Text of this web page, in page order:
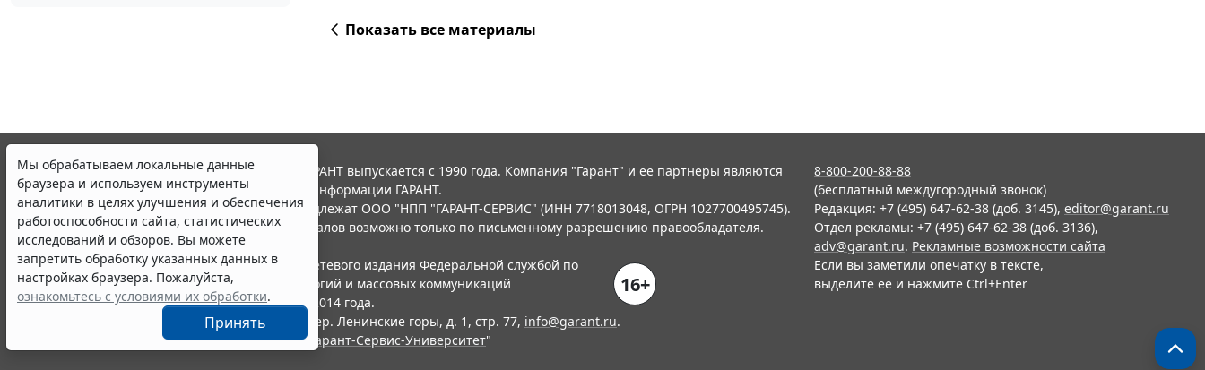
Показать все материалы
Мы обрабатываем локальные данные
браузера и используем инструменты
аналитики в целях улучшения и обеспечения
работоспособности сайта, статистических
исследований и обзоров. Вы можете
запретить обработку указанных данных в
настройках браузера. Пожалуйста,
ознакомьтесь с условиями их обработки.
Принять
© ООО "НПП "ГАРАНТ-СЕРВИС", 2026. Система ГАРАНТ выпускается с 1990 года. Компания "Гарант" и ее партнеры являются
участниками Российской ассоциации правовой информации ГАРАНТ.
Все права на материалы сайта ГАРАНТ.РУ принадлежат ООО "НПП "ГАРАНТ-СЕРВИС" (ИНН 7718013048, ОГРН 1027700495745).
Полное или частичное воспроизведение материалов возможно только по письменному разрешению правообладателя.
Правила использования портала.
Портал ГАРАНТ.РУ зарегистрирован в качестве сетевого издания Федеральной службой по
надзору в сфере связи,информационных технологий и массовых коммуникаций
(Роскомнадзором), Эл № ФС77-58365 от 18 июня 2014 года.
16+
ООО "НПП "ГАРАНТ-СЕРВИС", 119234, г. Москва, тер. Ленинские горы, д. 1, стр. 77, info@garant.ru.
Разработчик ЭПС Система ГАРАНТ – ООО "НПП "
Гарант-Сервис-Университет"
8-800-200-88-88
(бесплатный междугородный звонок)
Редакция: +7 (495) 647-62-38 (доб. 3145), editor@garant.ru
Отдел рекламы: +7 (495) 647-62-38 (доб. 3136),
adv@garant.ru. Рекламные возможности сайта
Если вы заметили опечатку в тексте,
выделите ее и нажмите Ctrl+Enter